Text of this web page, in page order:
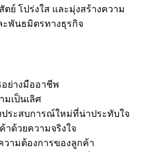
ย์ โปร่งใส และมุ่งสร้างความ
พันธมิตรทางธุรกิจ
รอย่างมืออาชีพ
มเป็นเลิศ
งประสบการณ์ใหม่ที่น่าประทับใจ
ค้าด้วยความจริงใจ
ความต้องการของลูกค้า